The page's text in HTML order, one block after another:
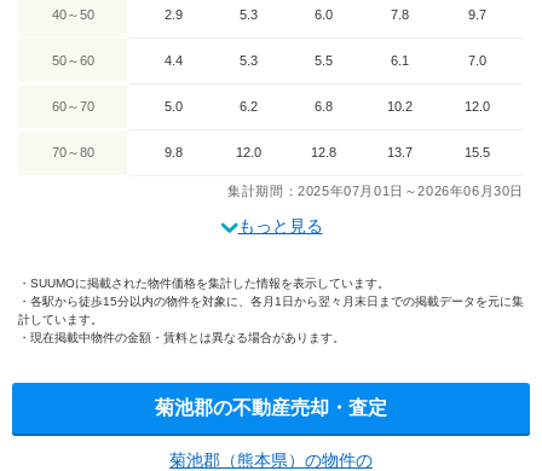
40～50 2.9 5.3 6.0 7.8 9.7
50～60 4.4 5.3 5.5 6.1 7.0
60～70 5.0 6.2 6.8 10.2 12.0
70～80 9.8 12.0 12.8 13.7 15.5
集計期間：2025年07月01日～2026年06月30日
もっと見る
SUUMOに掲載された物件価格を集計した情報を表示しています。
各駅から徒歩15分以内の物件を対象に、各月1日から翌々月末日までの掲載データを元に集
計しています。
現在掲載中物件の金額・賃料とは異なる場合があります。
菊池郡の不動産売却・査定
菊池郡（熊本県）の物件の